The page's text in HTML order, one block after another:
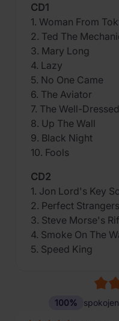
CD1
1. Woman From
2. Ted The
3. Mary Long
4. Lazy
5. No One Came
6. The Aviator
7. The Well-
8. Up The Wall
9. Black Night
10. Fools
CD2
1. Jon Lord's Key
2. Perfect Strangers
3. Steve Morse's
4. Smoke On The
5. Speed King
100%